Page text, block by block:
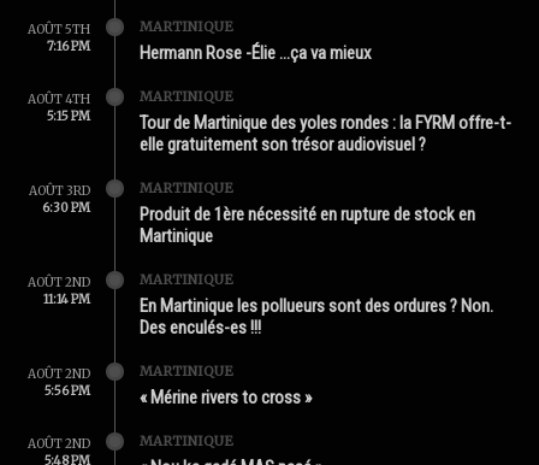
AOÛT 5TH
7:16 PM
MARTINIQUE
Hermann Rose -Élie …ça va mieux
AOÛT 4TH
5:15 PM
MARTINIQUE
Tour de Martinique des yoles rondes : la FYRM offre-t-
elle gratuitement son trésor audiovisuel ?
AOÛT 3RD
6:30 PM
MARTINIQUE
Produit de 1ère nécessité en rupture de stock en
Martinique
AOÛT 2ND
11:14 PM
MARTINIQUE
En Martinique les pollueurs sont des ordures ? Non.
Des enculés-es !!!
AOÛT 2ND
5:56 PM
MARTINIQUE
« Mérine rivers to cross »
AOÛT 2ND
5:48 PM
MARTINIQUE